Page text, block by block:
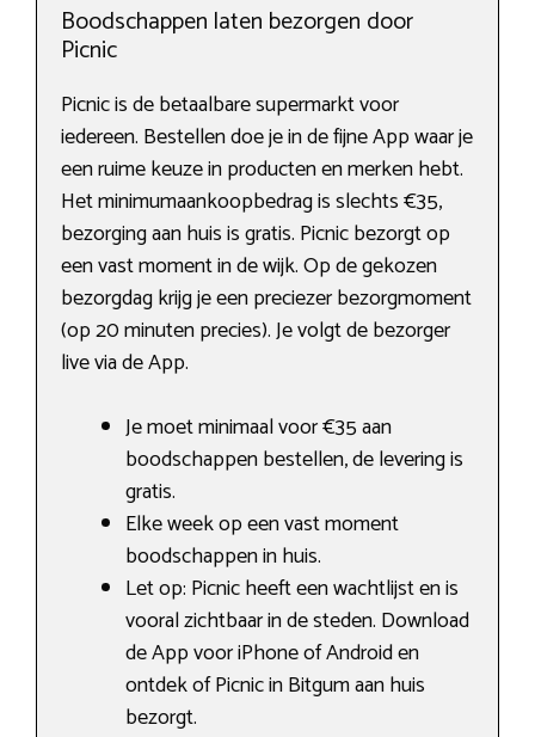
Boodschappen laten bezorgen door
Picnic
Picnic is de betaalbare supermarkt voor
iedereen. Bestellen doe je in de fijne App waar je
een ruime keuze in producten en merken hebt.
Het minimumaankoopbedrag is slechts €35,
bezorging aan huis is gratis. Picnic bezorgt op
een vast moment in de wijk. Op de gekozen
bezorgdag krijg je een preciezer bezorgmoment
(op 20 minuten precies). Je volgt de bezorger
live via de App.
Je moet minimaal voor €35 aan
boodschappen bestellen, de levering is
gratis.
Elke week op een vast moment
boodschappen in huis.
Let op: Picnic heeft een wachtlijst en is
vooral zichtbaar in de steden. Download
de App voor iPhone of Android en
ontdek of Picnic in Bitgum aan huis
bezorgt.